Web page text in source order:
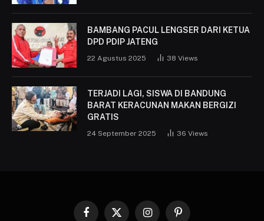
BAMBANG PACUL LENGSER DARI KETUA
DPD PDIP JATENG
22 Agustus 2025 38 Views
TERJADI LAGI, SISWA DI BANDUNG
BARAT KERACUNAN MAKAN BERGIZI
GRATIS
24 September 2025 36 Views
Facebook
X InstagramPinterest